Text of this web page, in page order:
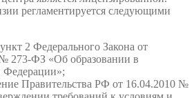
регламентируется следующими
2 Федерального Закона от
273-ФЗ «Об образовании в
Федерации»;
Правительства РФ от 16.04.2010 №